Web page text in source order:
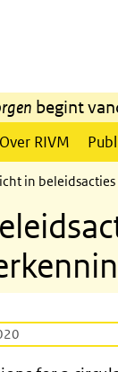
begint
Over RIVM
in